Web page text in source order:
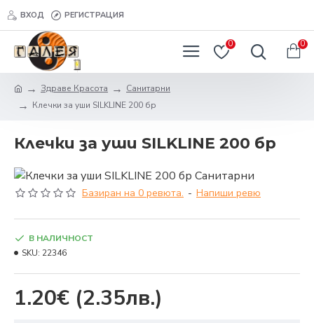
ВХОД РЕГИСТРАЦИЯ
0 0
Здраве Красота
Санитарни
Клечки за уши SILKLINE 200 бр
Клечки за уши SILKLINE 200 бр
Базиран на 0 ревюта. - Напиши ревю
1.20€ (2.35лв.)
В НАЛИЧНОСТ
SKU: 22346